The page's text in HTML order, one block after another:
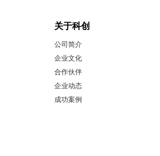
关于科创
公司简介
企业文化
合作伙伴
企业动态
成功案例